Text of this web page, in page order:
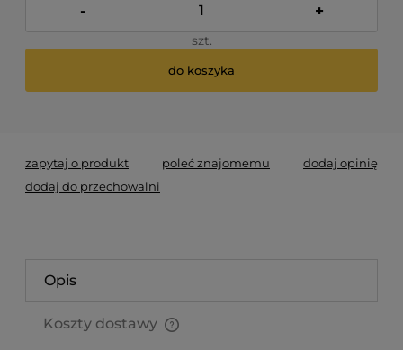
- +
szt.
do koszyka
zapytaj o produkt poleć znajomemu
dodaj opinię
dodaj do przechowalni
Opis
Koszty dostawy